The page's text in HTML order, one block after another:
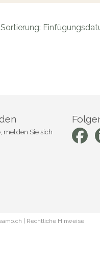
Sortierung:
melden Sie sich
| Rechtliche Hinweise